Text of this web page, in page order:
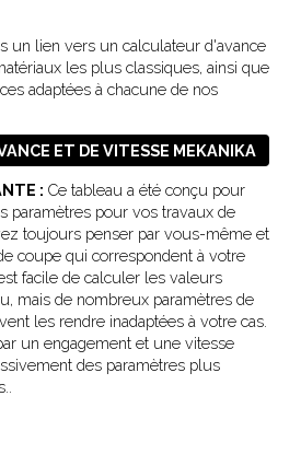
un lien vers un calculateur d'avance
les plus classiques, ainsi que
adaptées à chacune de nos
ET DE VITESSE MEKANIKA
: Ce tableau a été conçu pour
paramètres pour vos travaux de
toujours penser par vous-même et
coupe qui correspondent à votre
facile de calculer les valeurs
mais de nombreux paramètres de
les rendre inadaptées à votre cas.
un engagement et une vitesse
des paramètres plus